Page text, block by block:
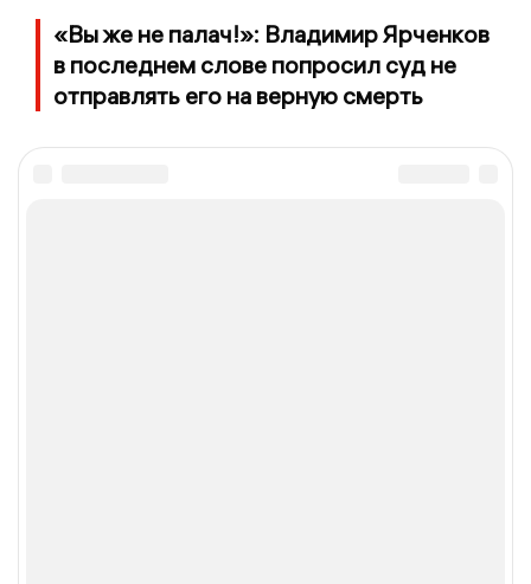
«Вы же не палач!»: Владимир Ярченков
в последнем слове попросил суд не
отправлять его на верную смерть